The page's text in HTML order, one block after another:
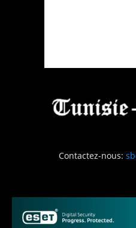
Contactez-nous: